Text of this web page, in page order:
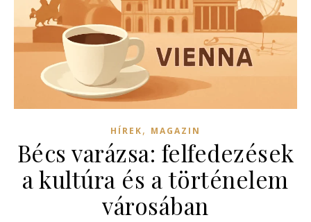
HÍREK, MAGAZIN
Bécs varázsa: felfedezések
a kultúra és a történelem
városában